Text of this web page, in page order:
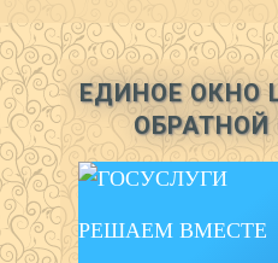
ЕДИНОЕ ОКНО
ОБРАТНОЙ
РЕШАЕМ ВМЕСТЕ